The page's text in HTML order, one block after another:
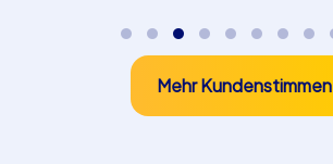
Mehr Kundenstimmen